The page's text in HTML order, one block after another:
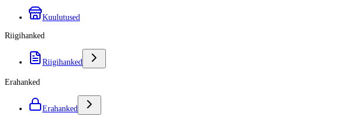
Kuulutused
Riigihanked
Riigihanked
Erahanked
Erahanked